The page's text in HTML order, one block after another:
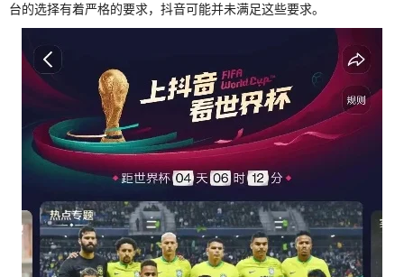
台的选择有着严格的要求，抖音可能并未满足这些要求。